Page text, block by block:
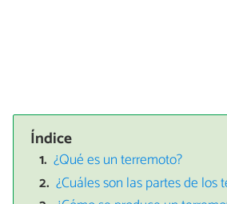
Índice
¿Qué es un terremoto?
¿Cuáles son las partes de los